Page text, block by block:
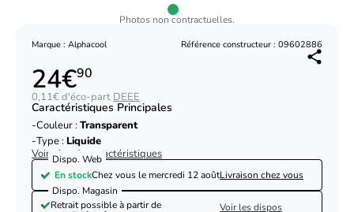
Photos non contractuelles.
Marque : Alphacool Référence constructeur : 09602886
24€90
0,11€ d'éco-part DEEE
Caractéristiques Principales
Couleur :Transparent
Type : Liquide
Voir plus de caractéristiques
Dispo. Web
En stockChez vous le mercredi 12 aoûtLivraison chez vous
Dispo. Magasin
Retrait possible à partir de
Voir les dispos